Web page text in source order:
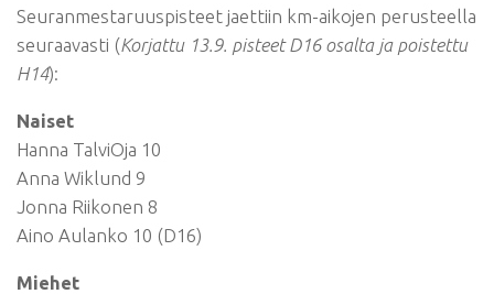
Seuranmestaruuspisteet jaettiin km-aikojen perusteella
seuraavasti (Korjattu 13.9. pisteet D16 osalta ja poistettu
H14):
Naiset
Hanna TalviOja 10
Anna Wiklund 9
Jonna Riikonen 8
Aino Aulanko 10 (D16)
Miehet